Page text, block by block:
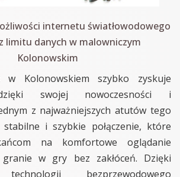
internetu światłowodowego
limitu danych w malowniczym
Kolonowskim
w Kolonowskiem szybko zyskuje
swojej nowoczesności i
z najważniejszych atutów tego
i szybkie połączenie, które
na komfortowe oglądanie
w gry bez zakłóceń. Dzięki
bezprzewodowego